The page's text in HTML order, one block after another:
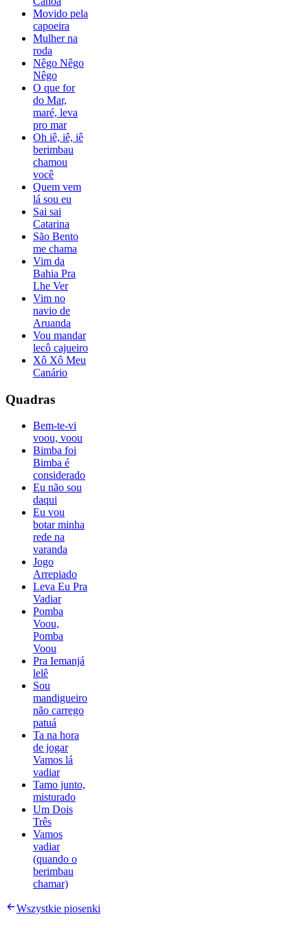
Movido pela
capoeira
Mulher na
roda
Nêgo Nêgo
Nêgo
O que for
do Mar,
maré, leva
pro mar
Oh iê, iê, iê
berimbau
chamou
você
Quem vem
lá sou eu
Sai sai
Catarina
São Bento
me chama
Vim da
Bahia Pra
Lhe Ver
Vim no
navio de
Aruanda
Vou mandar
lecô cajueiro
Xô Xô Meu
Canário
Quadras
Bem-te-vi
voou, voou
Bimba foi
Bimba é
considerado
Eu não sou
daqui
Eu vou
botar minha
rede na
varanda
Jogo
Arrepiado
Leva Eu Pra
Vadiar
Pomba
Voou,
Pomba
Voou
Pra Iemanjá
lelê
Sou
mandigueiro
não carrego
patuá
Ta na hora
de jogar
Vamos lá
vadiar
Tamo junto,
misturado
Um Dois
Três
Vamos
vadiar
(quando o
berimbau
chamar)
Wszystkie piosenki